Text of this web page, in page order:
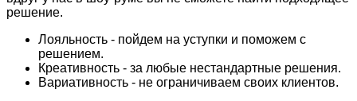
решение.
Лояльность - пойдем на уступки и поможем с
решением.
Креативность - за любые нестандартные решения.
Вариативность - не ограничиваем своих клиентов.